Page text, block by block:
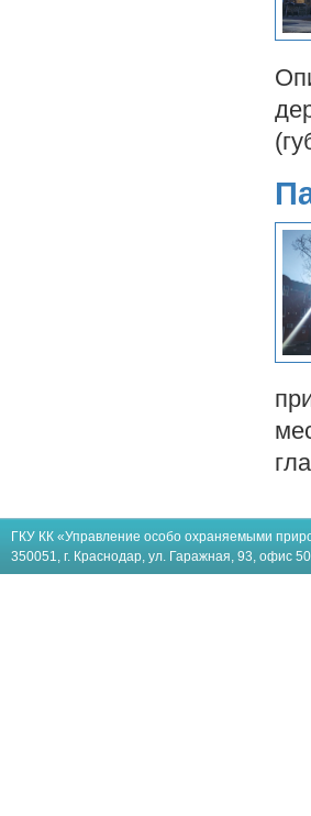
ГКУ КК «Управление особо охраняемыми
350051, г. Краснодар, ул. Гаражная, 93, офис